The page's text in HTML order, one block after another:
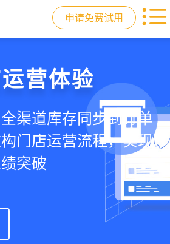
申请免费试用
就用店易
库存+会员增长+小程序
解决开店管店及业绩
营体验
渠道库存同步到订单
门店运营流程，实现
突破
员增长
精准营销到优惠券互
量沉淀和会员复购，
销效果
意边界
、线上引流到线下售
售渠道，拓展生意边
验